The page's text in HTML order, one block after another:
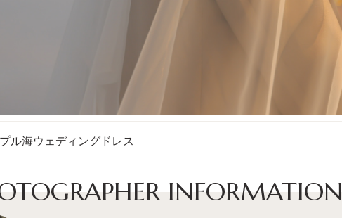
ル海ウェディングドレス
INFORMATION